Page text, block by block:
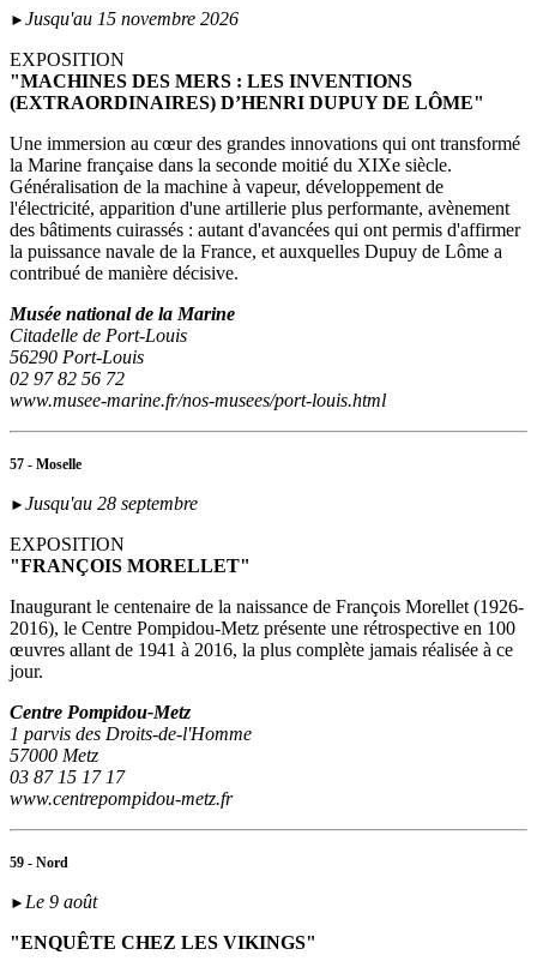
► Jusqu'au 15 novembre 2026
EXPOSITION
"MACHINES DES MERS : LES INVENTIONS
(EXTRAORDINAIRES) D’HENRI DUPUY DE LÔME"
Une immersion au cœur des grandes innovations qui ont transformé
la Marine française dans la seconde moitié du XIXe siècle.
Généralisation de la machine à vapeur, développement de
l'électricité, apparition d'une artillerie plus performante, avènement
des bâtiments cuirassés : autant d'avancées qui ont permis d'affirmer
la puissance navale de la France, et auxquelles Dupuy de Lôme a
contribué de manière décisive.
Musée national de la Marine
Citadelle de Port-Louis
56290 Port-Louis
02 97 82 56 72
www.musee-marine.fr/nos-musees/port-louis.html
57 - Moselle
► Jusqu'au 28 septembre
EXPOSITION
"FRANÇOIS MORELLET"
Inaugurant le centenaire de la naissance de François Morellet (1926-
2016), le Centre Pompidou-Metz présente une rétrospective en 100
œuvres allant de 1941 à 2016, la plus complète jamais réalisée à ce
jour.
Centre Pompidou-Metz
1 parvis des Droits-de-l'Homme
57000 Metz
03 87 15 17 17
www.centrepompidou-metz.fr
59 - Nord
► Le 9 août
"ENQUÊTE CHEZ LES VIKINGS"